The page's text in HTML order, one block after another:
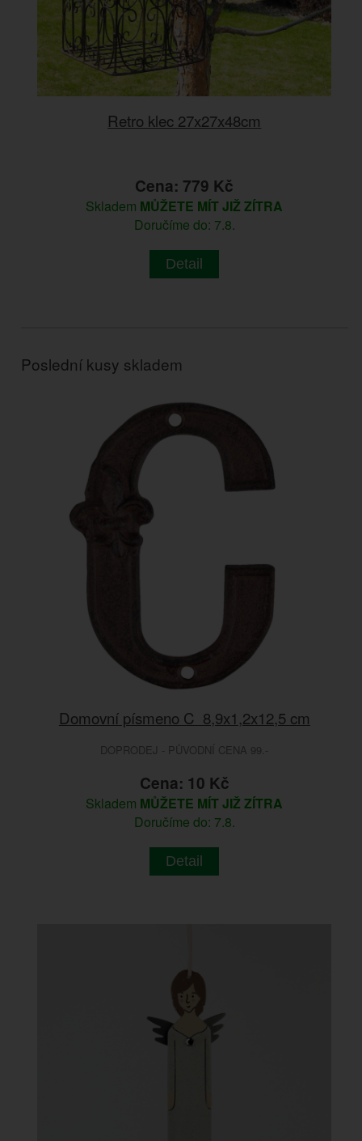
Retro klec 27x27x48cm
Cena: 779 Kč
Skladem MŮŽETE MÍT JIŽ ZÍTRA
Doručíme do: 7.8.
Detail
Poslední kusy skladem
Domovní písmeno C 8,9x1,2x12,5 cm
DOPRODEJ - PŮVODNÍ CENA 99.-
Cena: 10 Kč
Skladem MŮŽETE MÍT JIŽ ZÍTRA
Doručíme do: 7.8.
Detail